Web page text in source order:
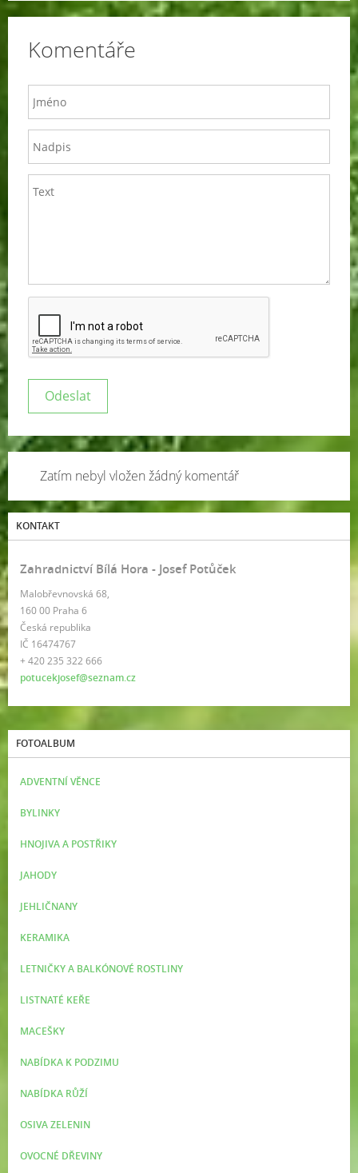
Komentáře
Zatím nebyl vložen žádný komentář
KONTAKT
Zahradnictví Bílá Hora - Josef Potůček
Malobřevnovská 68,
160 00 Praha 6
Česká republika
IČ 16474767
+ 420 235 322 666
potucekjosef@seznam.cz
FOTOALBUM
ADVENTNÍ VĚNCE
BYLINKY
HNOJIVA A POSTŘIKY
JAHODY
JEHLIČNANY
KERAMIKA
LETNIČKY A BALKÓNOVÉ ROSTLINY
LISTNATÉ KEŘE
MACEŠKY
NABÍDKA K PODZIMU
NABÍDKA RŮŽÍ
OSIVA ZELENIN
OVOCNÉ DŘEVINY